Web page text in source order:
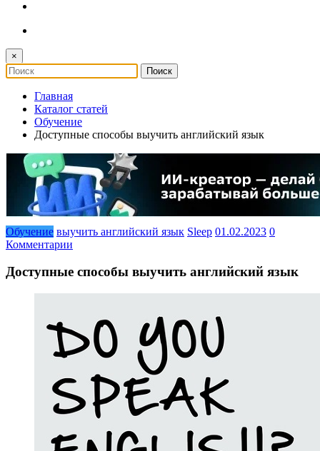
×
Главная
Каталог статей
Обучение
Доступные способы выучить английский язык
Обучение выучить английский язык Sleep 01.02.2023 0
Комментарии
Доступные способы выучить английский язык